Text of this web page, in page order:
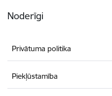
Noderīgi
Privātuma politika
Piekļūstamība